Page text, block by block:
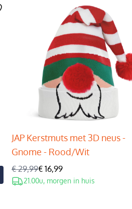
JAP Kerstmuts met 3D neus -
Gnome - Rood/Wit
€ 29,99€ 16,99
21.00u, morgen in huis